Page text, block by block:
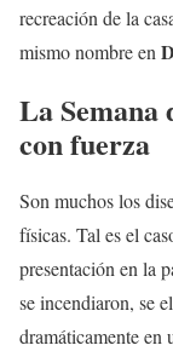
recreación de la
mismo nombre en
La Semana
con fuerza
Son muchos los
físicas. Tal es el
presentación en la
se incendiaron, se
dramáticamente en